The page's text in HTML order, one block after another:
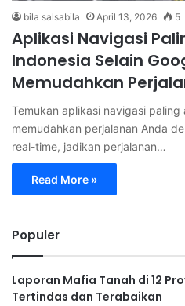
bila salsabila April 13, 2026 5
Aplikasi Navigasi
Indonesia Selain
Memudahkan
Temukan aplikasi navigasi
memudahkan perjalanan Anda
real-time, jadikan perjalanan…
Read More »
Populer
Laporan Mafia Tanah di 12
Tertindas dan Terabaikan